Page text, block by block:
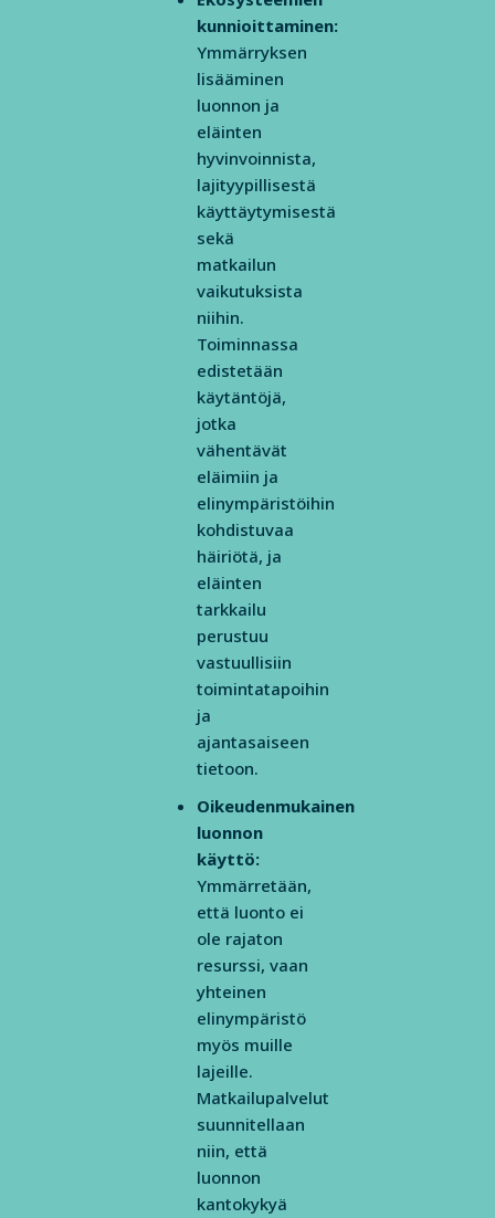
kunnioittaminen:
Ymmärryksen
lisääminen
luonnon ja
eläinten
hyvinvoinnista,
lajityypillisestä
käyttäytymisestä
sekä
matkailun
vaikutuksista
niihin.
Toiminnassa
edistetään
käytäntöjä,
jotka
vähentävät
eläimiin ja
elinympäristöihin
kohdistuvaa
häiriötä, ja
eläinten
tarkkailu
perustuu
vastuullisiin
toimintatapoihin
ja
ajantasaiseen
tietoon.
Oikeudenmukainen
luonnon
käyttö:
Ymmärretään,
että luonto ei
ole rajaton
resurssi, vaan
yhteinen
elinympäristö
myös muille
lajeille.
Matkailupalvelut
suunnitellaan
niin, että
luonnon
kantokykyä